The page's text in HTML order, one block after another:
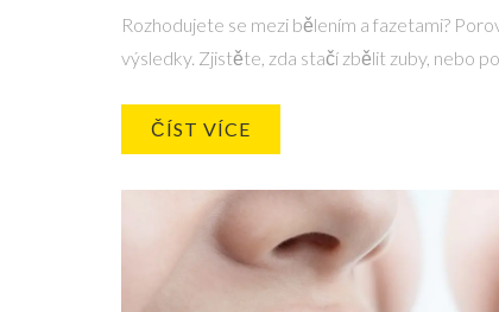
Rozhodujete se mezi bělením a fazetami?
výsledky. Zjistěte, zda stačí zbělit zuby, nebo
ČÍST VÍCE